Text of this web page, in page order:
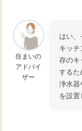
住まいの
アドバイ
ザー
はい、
キッ
存の
するた
浄水
を設置